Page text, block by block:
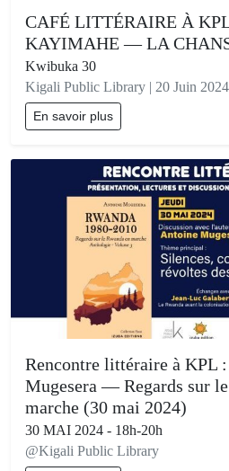
CAFÉ LITTÉRAIRE À
KAYIMAHE — LA
Kwibuka 30
Kigali Public Library | 20 Juin
En savoir plus
Rencontre littéraire à KPL
Mugesera — Regards sur le
marche (30 mai 2024)
30 MAI 2024 - 18h-20h
@Kigali Public Library